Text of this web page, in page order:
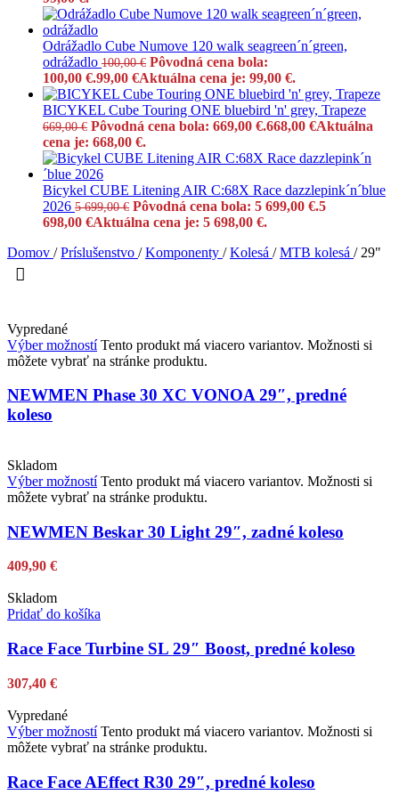
Odrážadlo Cube Numove 120 walk seagreen´n´green,
odrážadlo 100,00€ Pôvodná cena bola:
100,00 €.99,00 €Aktuálna cena je: 99,00 €.
BICYKEL Cube Touring ONE bluebird 'n' grey, Trapeze
669,00€ Pôvodná cena bola: 669,00 €.668,00 €Aktuálna
cena je: 668,00 €.
Bicykel CUBE Litening AIR C:68X Race dazzlepink´n´blue
2026 5 699,00€ Pôvodná cena bola: 5 699,00 €.5
698,00 €Aktuálna cena je: 5 698,00 €.
Domov / Príslušenstvo / Komponenty / Kolesá / MTB kolesá / 29"
Vypredané
Výber možností Tento produkt má viacero variantov. Možnosti si
môžete vybrať na stránke produktu.
NEWMEN Phase 30 XC VONOA 29″, predné
koleso
Skladom
Výber možností Tento produkt má viacero variantov. Možnosti si
môžete vybrať na stránke produktu.
NEWMEN Beskar 30 Light 29″, zadné koleso
409,90 €
Skladom
Pridať do košíka
Race Face Turbine SL 29″ Boost, predné koleso
307,40 €
Vypredané
Výber možností Tento produkt má viacero variantov. Možnosti si
môžete vybrať na stránke produktu.
Race Face AEffect R30 29″, predné koleso